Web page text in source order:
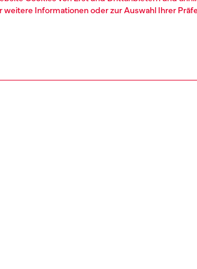
Informationen oder zur Auswahl Ihrer